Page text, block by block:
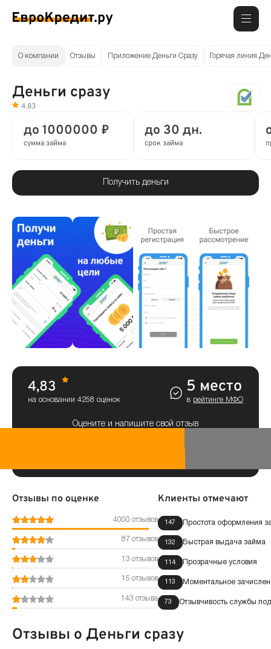
О компании Отзывы Приложение Деньги Сразу Горячая линия
Деньги сразу
4.83
до 1000000 ₽
сумма займа
до 30 дн.
срок займа
Получить деньги
4,83
на основании 4258 оценок
5 место
в рейтинге МФО
Оцените и напишите свой отзыв
Отзывы по оценке
4000 отзывов
87 отзывов
13 отзывов
15 отзывов
143 отзыва
Клиенты отмечают
147 Простота оформления
132 Быстрая выдача займа
114 Прозрачные условия
113 Моментальное
73 Отзывчивость службы
Отзывы о Деньги сразу